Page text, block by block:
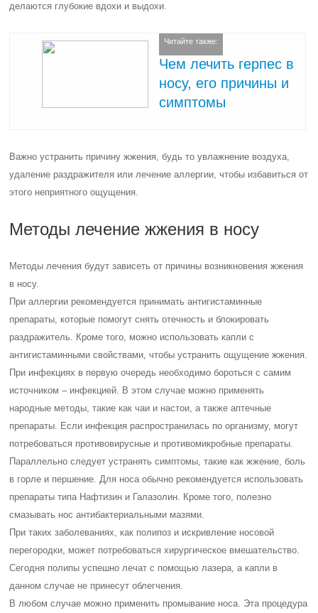
делаются глубокие вдохи и выдохи.
Читайте также:
Чем лечить герпес в
носу, его причины и
симптомы
Важно устранить причину жжения, будь то увлажнение воздуха,
удаление раздражителя или лечение аллергии, чтобы избавиться от
этого неприятного ощущения.
Методы лечение жжения в носу
Методы лечения будут зависеть от причины возникновения жжения
в носу.
При аллергии рекомендуется принимать антигистаминные
препараты, которые помогут снять отечность и блокировать
раздражитель. Кроме того, можно использовать капли с
антигистаминными свойствами, чтобы устранить ощущение жжения.
При инфекциях в первую очередь необходимо бороться с самим
источником – инфекцией. В этом случае можно применять
народные методы, такие как чаи и настои, а также аптечные
препараты. Если инфекция распространилась по организму, могут
потребоваться противовирусные и противомикробные препараты.
Параллельно следует устранять симптомы, такие как жжение, боль
в горле и першение. Для носа обычно рекомендуется использовать
препараты типа Нафтизин и Галазолин. Кроме того, полезно
смазывать нос антибактериальными мазями.
При таких заболеваниях, как полипоз и искривление носовой
перегородки, может потребоваться хирургическое вмешательство.
Сегодня полипы успешно лечат с помощью лазера, а капли в
данном случае не принесут облегчения.
В любом случае можно применить промывание носа. Эта процедура